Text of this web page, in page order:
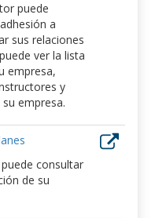
puede
a
sus relaciones
ver la lista
empresa,
y
empresa.
consultar
de su